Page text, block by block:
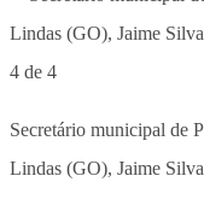
4 de 4
Secretário municipal de
Lindas (GO), Jaime Silva